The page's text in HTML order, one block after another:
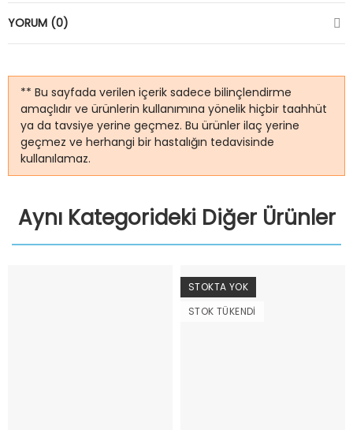
YORUM (0)
** Bu sayfada verilen içerik sadece bilinçlendirme
amaçlıdır ve ürünlerin kullanımına yönelik hiçbir taahhüt
ya da tavsiye yerine geçmez. Bu ürünler ilaç yerine
geçmez ve herhangi bir hastalığın tedavisinde
kullanılamaz.
Aynı Kategorideki Diğer Ürünler
STOKTA YOK
STOK TÜKENDI